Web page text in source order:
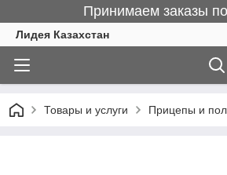
Принимаем заказы
Лидея Казахстан
Товары и услуги Прицепы и